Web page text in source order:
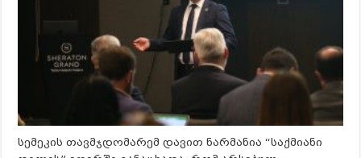
სემეკის თავმჯდომარემ დავით ნარმანია “საქმიანი